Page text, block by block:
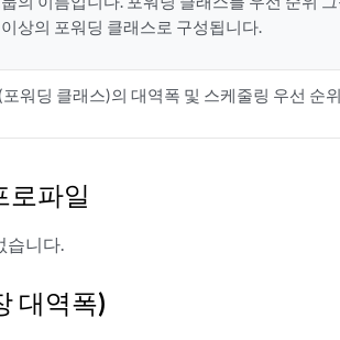
상의 포워딩 클래스로 구성됩니다.
워딩 클래스)의 대역폭 및 스케줄링 우선 순
로파일
습니다.
대역폭)